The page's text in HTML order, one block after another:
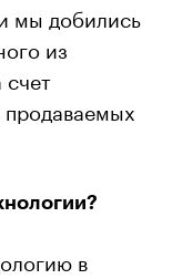
мы добились
из
счет
продаваемых
в